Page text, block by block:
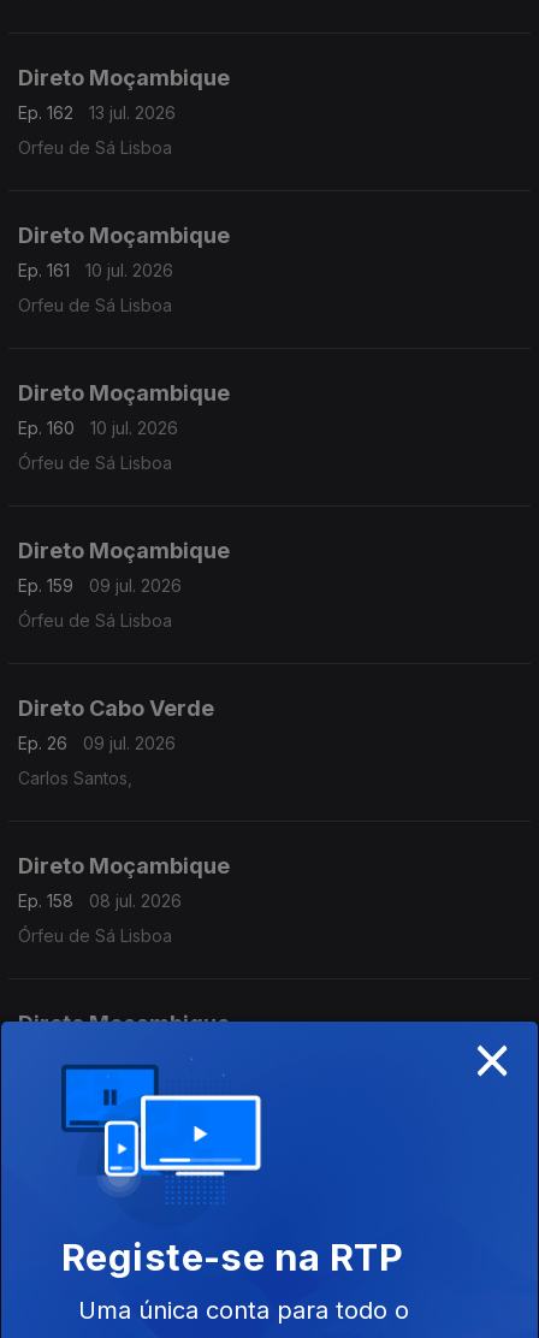
Direto Moçambique
Ep. 162
13 jul. 2026
Orfeu de Sá Lisboa
Direto Moçambique
Ep. 161
10 jul. 2026
Orfeu de Sá Lisboa
Direto Moçambique
Ep. 160
10 jul. 2026
Órfeu de Sá Lisboa
Direto Moçambique
Ep. 159
09 jul. 2026
Órfeu de Sá Lisboa
Direto Cabo Verde
Ep. 26
09 jul. 2026
Carlos Santos,
Direto Moçambique
Ep. 158
08 jul. 2026
Órfeu de Sá Lisboa
Direto Moçambique
Orféu de Sá Lisboa
Direto Moçambique
Orféu de Sá Lisboa
×
Registe-se na RTP
Uma única conta para todo o